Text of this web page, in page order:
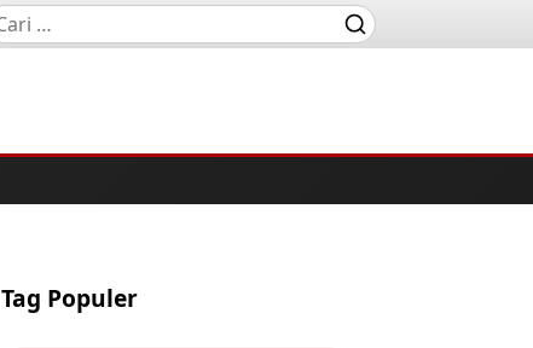
Tag Populer